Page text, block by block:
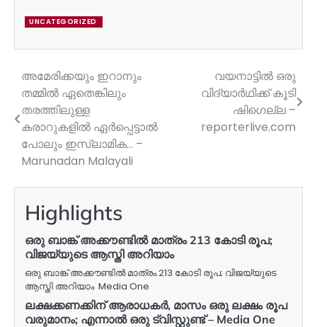
UNCATEGORIZED
Post
navigation
അമേരിക്കയും ഇറാനും
തമ്മില്‍ ഏതെങ്കിലും
തരത്തിലുള്ള
കരാറുകളില്‍ ഏര്‍പ്പെട്ടാല്‍
പോലും ഇസ്ലാമിക… –
Marunadan Malayali
വയനാട്ടില്‍ ഒരു
വിദ്യാര്‍ഥിക്ക് കൂടി
ഷിഗെല്ല –
reporterlive.com
Highlights
ഒരു ബാങ്ക് അക്കൗണ്ടില്‍ മാത്രം 213 കോടി രൂപ;
വിജയ്‌യുടെ ആസ്തി അറിയാം
ഒരു ബാങ്ക് അക്കൗണ്ടില്‍ മാത്രം 213 കോടി രൂപ; വിജയ്‌യുടെ
ആസ്തി അറിയാം Media One
ലക്ഷക്കണക്കിന് ആരാധകർ, മാസം ഒരു ലക്ഷം രൂപ
വരുമാനം; എന്നാൽ ഒരു ട്വിസ്റ്റുണ്ട് – Media One